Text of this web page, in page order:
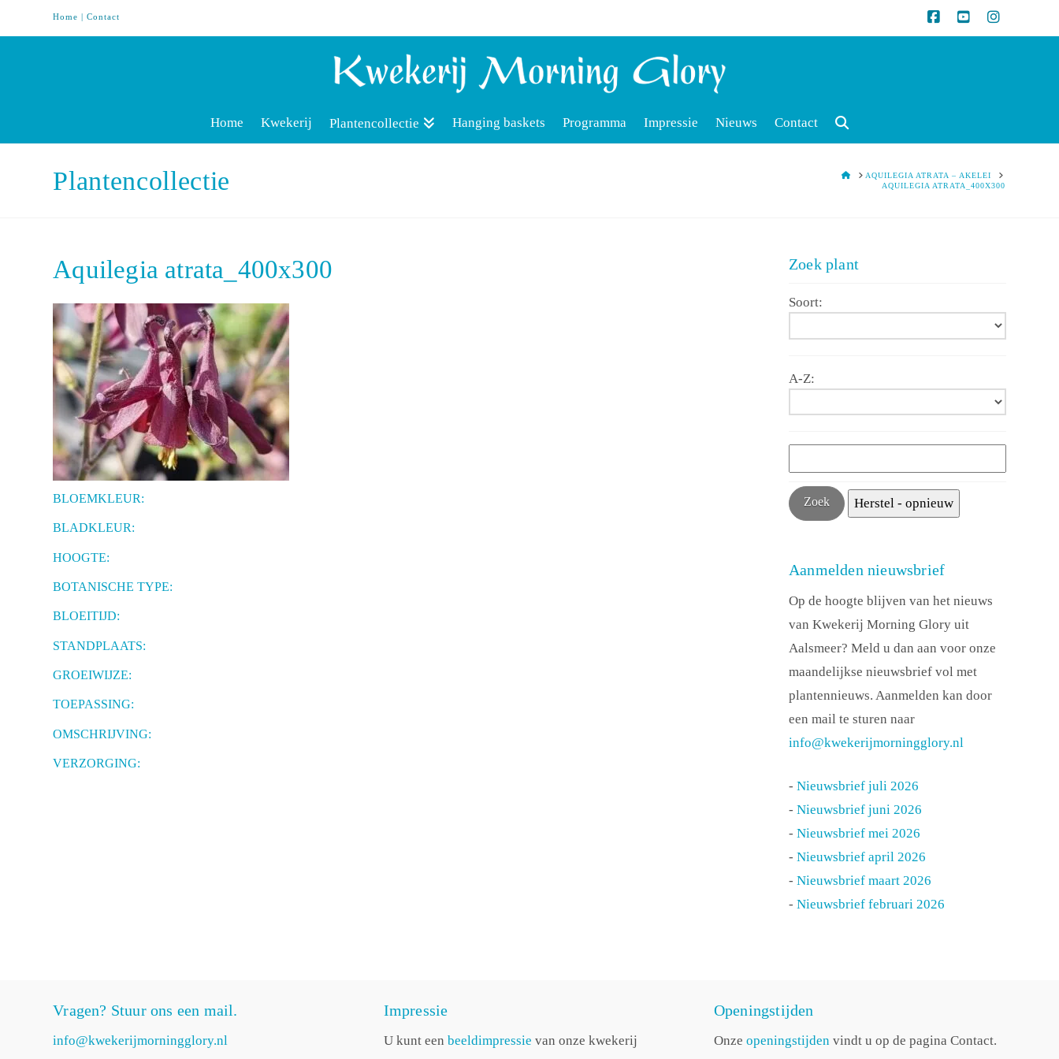
Home |Contact
Home Kwekerij Plantencollectie Hanging baskets Programma Impressie Nieuws Contact
Plantencollectie HOMEAQUILEGIA ATRATA – AKELEI
AQUILEGIA ATRATA_400X300
Aquilegia atrata_400x300
BLOEMKLEUR:
BLADKLEUR:
HOOGTE:
BOTANISCHE TYPE:
BLOEITIJD:
STANDPLAATS:
GROEIWIJZE:
TOEPASSING:
OMSCHRIJVING:
VERZORGING:
Zoek plant
Soort:
A-Z:
Aanmelden nieuwsbrief
Op de hoogte blijven van het nieuws
van Kwekerij Morning Glory uit
Aalsmeer? Meld u dan aan voor onze
maandelijkse nieuwsbrief vol met
plantennieuws. Aanmelden kan door
een mail te sturen naar
info@kwekerijmorningglory.nl
-Nieuwsbrief juli 2026
-Nieuwsbrief juni 2026
-Nieuwsbrief mei 2026
-Nieuwsbrief april 2026
-Nieuwsbrief maart 2026
-Nieuwsbrief februari 2026
Vragen? Stuur ons een mail.
info@kwekerijmorningglory.nl
Impressie
U kunt een beeldimpressie van onze kwekerij
Openingstijden
Onze openingstijdenvindt u op de pagina Contact.